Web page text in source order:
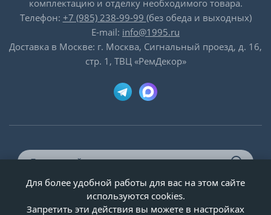
комплектацию и отделку необходимого товара.
Телефон: +7 (985) 238-99-99 (без обеда и выходных)
E-mail: info@1995.ru
Доставка в Москве: г. Москва, Сигнальный проезд, д. 16,
стр. 1, ТВЦ «РемДекор»
© ООО «Двери-и-точка», ИНН 5020092947, 1995-2026 г.
Для более удобной работы для вас на этом сайте
используются cookies.
Запретить эти действия вы можете в настройках